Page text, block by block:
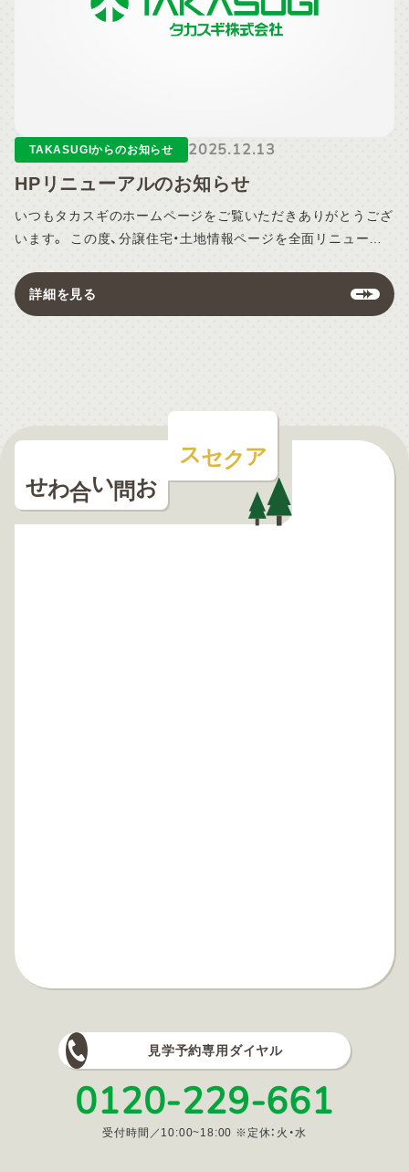
TAKASUGIからのお知らせ
2025.12.13
HPリニューアルのお知らせ
いつもタカスギのホームページをご覧いただきありがとうござ
います。 この度、分譲住宅・土地情報ページを全面リニューア
格段に向上いたしました。 スマートフォンからでもスムーズ
に、快適に最新情報をご覧いただけます。
詳細を見る
アクセス
お問い合わせ
見学予約専用ダイヤル
0120-229-661
受付時間／10:00~18:00 ※定休：火・水